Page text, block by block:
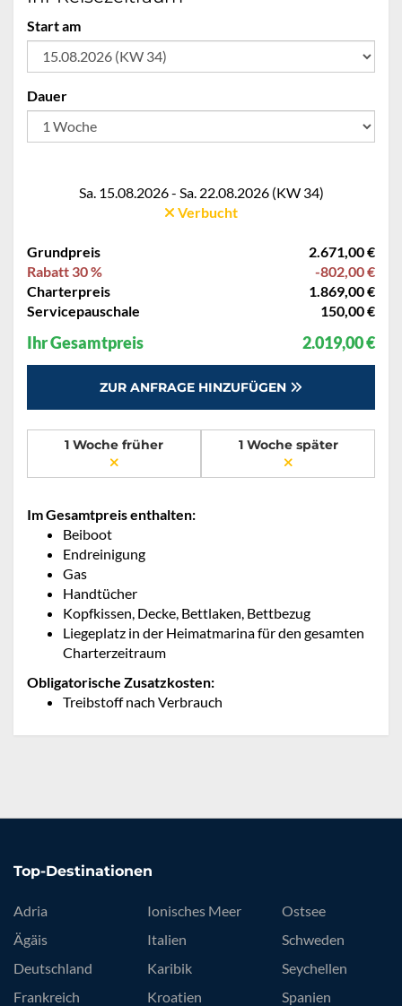
Start am
Dauer
Sa. 15.08.2026 - Sa. 22.08.2026 (KW 34)
Verbucht
Grundpreis
2.671,00 €
Rabatt 30 %
-802,00 €
Charterpreis
1.869,00 €
Servicepauschale
150,00 €
Ihr Gesamtpreis 2.019,00 €
ZUR ANFRAGE HINZUFÜGEN
1 Woche früher 1 Woche später
Im Gesamtpreis enthalten:
Beiboot
Endreinigung
Gas
Handtücher
Kopfkissen, Decke, Bettlaken, Bettbezug
Liegeplatz in der Heimatmarina für den gesamten
Charterzeitraum
Obligatorische Zusatzkosten:
Treibstoff nach Verbrauch
Top-Destinationen
Adria
Ägäis
Deutschland
Frankreich
Ionisches Meer
Italien
Karibik
Kroatien
Ostsee
Schweden
Seychellen
Spanien